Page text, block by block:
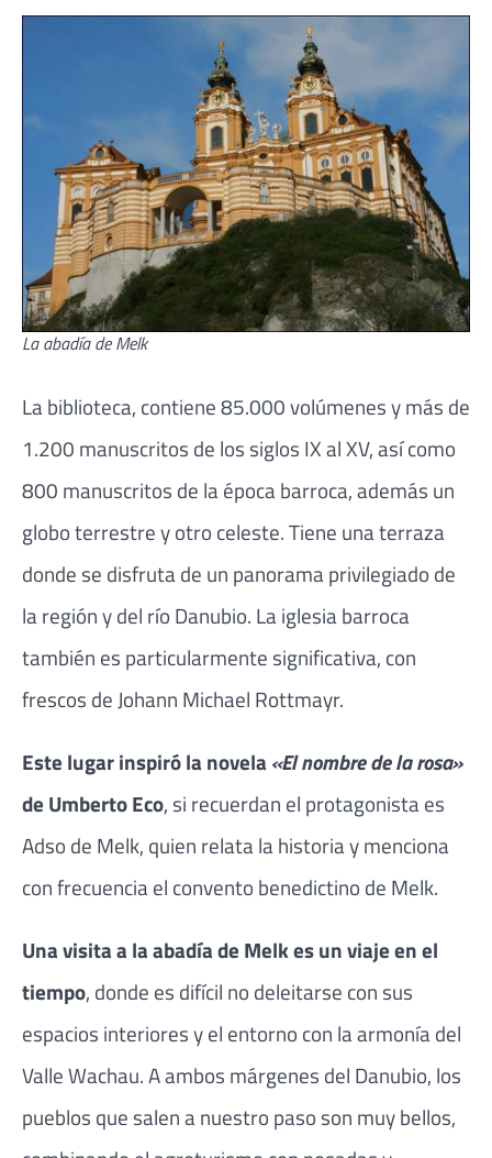
La abadía de Melk
La biblioteca, contiene 85.000 volúmenes y más de
1.200 manuscritos de los siglos IX al XV, así como
800 manuscritos de la época barroca, además un
globo terrestre y otro celeste. Tiene una terraza
donde se disfruta de un panorama privilegiado de
la región y del río Danubio. La iglesia barroca
también es particularmente significativa, con
frescos de Johann Michael Rottmayr.
Este lugar inspiró la novela «El nombre de la rosa»
de Umberto Eco, si recuerdan el protagonista es
Adso de Melk, quien relata la historia y menciona
con frecuencia el convento benedictino de Melk.
Una visita a la abadía de Melk es un viaje en el
tiempo, donde es difícil no deleitarse con sus
espacios interiores y el entorno con la armonía del
Valle Wachau. A ambos márgenes del Danubio, los
pueblos que salen a nuestro paso son muy bellos,